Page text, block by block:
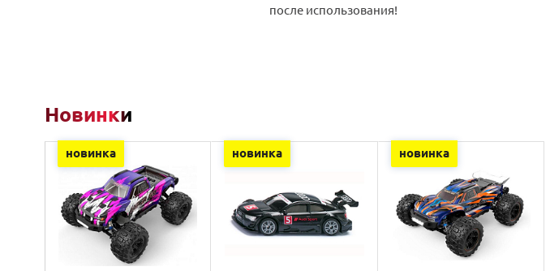
после использования!
Новинки
новинка новинка новинка